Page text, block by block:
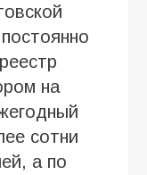
на
сотни
а по